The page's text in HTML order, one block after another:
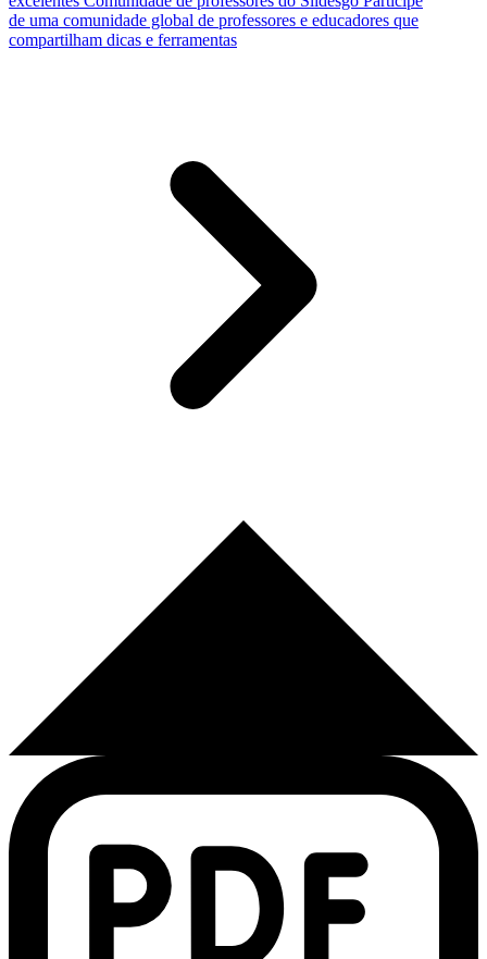
de uma comunidade global de professores e educadores que
compartilham dicas e ferramentas